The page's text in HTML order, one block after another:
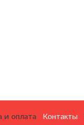
и оплата Контакты